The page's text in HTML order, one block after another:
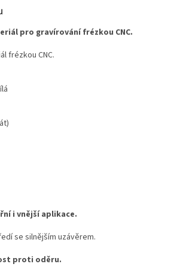
pro gravírování frézkou CNC.
frézkou CNC.
i vnější aplikace.
se silnějším uzávěrem.
proti oděru.